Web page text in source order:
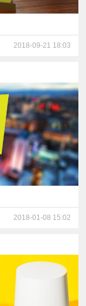
2018-09-21 18:03
2018-01-08 15:02